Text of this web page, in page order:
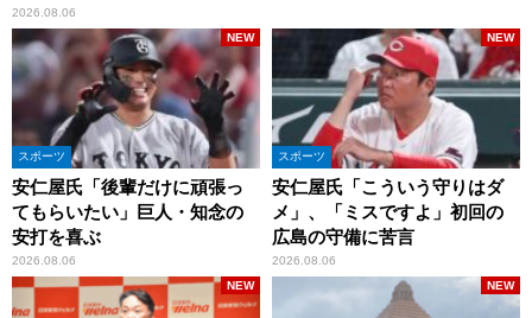
2026.08.06
スポーツ
安仁屋氏「後輩だけに頑張っ
てもらいたい」巨人・知念の
安打を喜ぶ
2026.08.06
NEW
スポーツ
安仁屋氏「こういう守りはダ
メ」、「ミスですよ」初回の
広島の守備に苦言
2026.08.06
NEW
NEW NEW